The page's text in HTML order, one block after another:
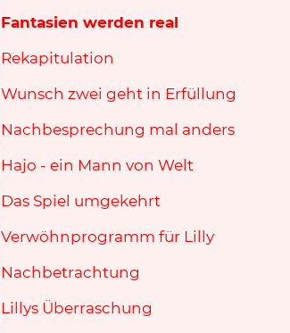
Fantasien werden real
Rekapitulation
Wunsch zwei geht in Erfüllung
Nachbesprechung mal anders
Hajo - ein Mann von Welt
Das Spiel umgekehrt
Verwöhnprogramm für Lilly
Nachbetrachtung
Lillys Überraschung